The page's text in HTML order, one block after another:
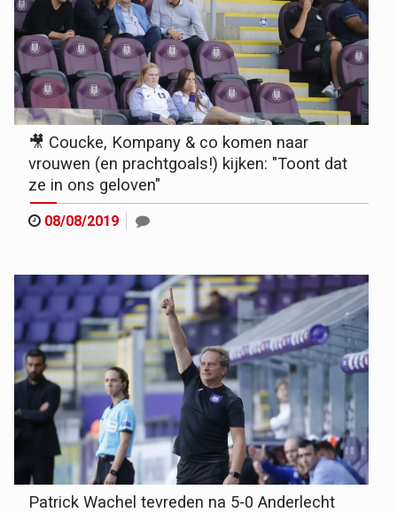
🎥 Coucke, Kompany & co komen naar
vrouwen (en prachtgoals!) kijken: "Toont dat
ze in ons geloven"
08/08/2019
Patrick Wachel tevreden na 5-0 Anderlecht